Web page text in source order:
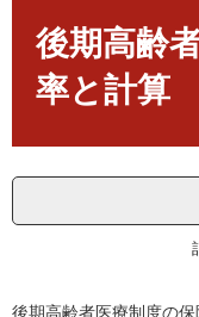
後期高齢
率と計算
後期高齢者医療制度の